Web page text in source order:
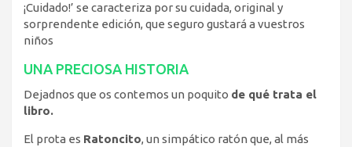
¡Cuidado!’ se caracteriza por su cuidada, original y
sorprendente edición, que seguro gustará a vuestros
niños
UNA PRECIOSA HISTORIA
Dejadnos que os contemos un poquito de qué trata el
libro.
El prota es Ratoncito, un simpático ratón que, al más